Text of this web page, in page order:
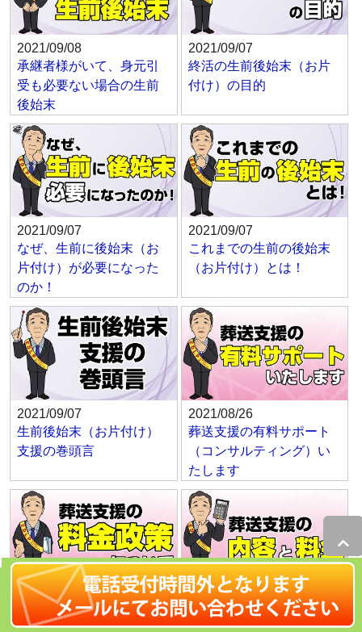
2021/09/08
承継者様がいて、身元引
受も必要ない場合の生前
後始末
2021/09/07
終活の生前後始末（お片
付け）の目的
2021/09/07
なぜ、生前に後始末（お
片付け）が必要になった
のか！
2021/09/07
これまでの生前の後始末
（お片付け）とは！
2021/09/07
生前後始末（お片付け）
支援の巻頭言
2021/08/26
葬送支援の有料サポート
（コンサルティング）い
たします
2021/08/26
葬送支援の料金（費用）
2021/08/25
葬送支援の内容（コンテ